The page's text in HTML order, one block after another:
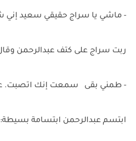
- ماشي يا سراج حقيقي سعيد إني
ربت سراج على كتف عبدالرحمن
- طمني بقى سمعت إنك اتصبت.
ابتسم عبدالرحمن ابتسامة بسيطة: